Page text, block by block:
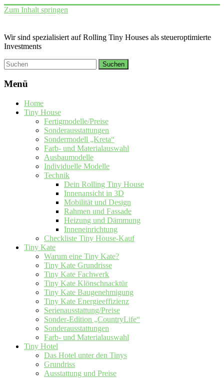
Zum Inhalt springen
Wir sind spezialisiert auf Rolling Tiny Houses als steueroptimierte
Investments
Menü
Home
Tiny House
Fertigmodelle/Preise
Sonderausstattungen
Sondermodell „Kreta“
Farb- und Materialauswahl
Ausbaumodelle
Individuelle Modelle
Technik
Dein Rolling Tiny House
Innenansicht in 3D
Mobilität und Design
Rahmen und Fassade
Heizung und Dämmung
Inneneinrichtung
Checkliste Tiny House-Kauf
Tiny Kate
Warum eine Tiny Kate?
Tiny Kate Grundrisse
Tiny Kate Fachwerk
Tiny Kate Klönschnacktür
Tiny Kate Baugenehmigung
Tiny Kate Energieeffizienz
Serienausstattung/Preise
Sonder-Edition „CountryLife“
Sonderausstattungen
Farb- und Materialauswahl
Tiny Hotel
Das Hotel unter den Tinys
Grundriss
Ausstattung und Preise